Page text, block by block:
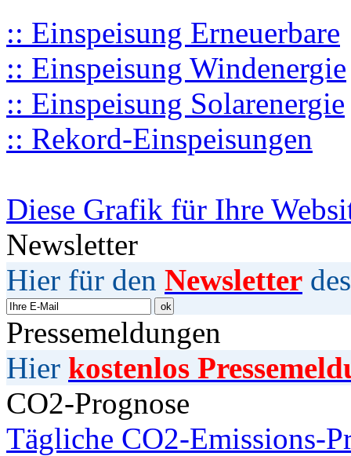
:: Einspeisung Erneuerbare
:: Einspeisung Windenergie
:: Einspeisung Solarenergie
:: Rekord-Einspeisungen
Diese Grafik für Ihre
Newsletter
Hier für den Newsletter
Pressemeldungen
Hier kostenlos
CO2-Prognose
Tägliche CO2-Emissions-